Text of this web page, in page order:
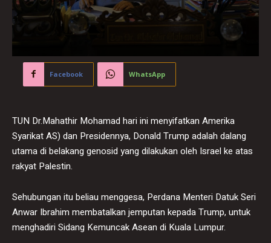
Facebook WhatsApp
TUN Dr.Mahathir Mohamad hari ini menyifatkan Amerika
Syarikat AS) dan Presidennya, Donald Trump adalah dalang
utama di belakang genosid yang dilakukan oleh Israel ke atas
rakyat Palestin.
Sehubungan itu beliau menggesa, Perdana Menteri Datuk Seri
Anwar Ibrahim membatalkan jemputan kepada Trump, untuk
menghadiri Sidang Kemuncak Asean di Kuala Lumpur.